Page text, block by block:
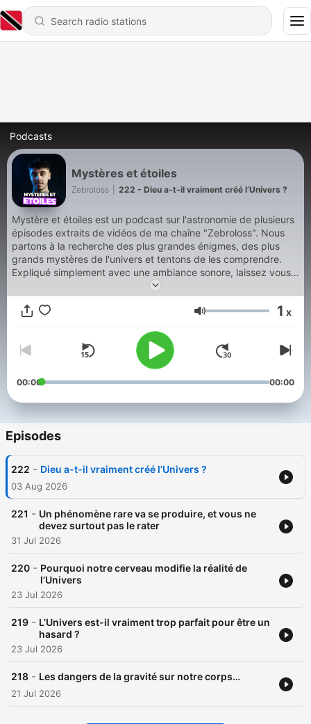
Podcasts
Mystères et étoiles
Zebroloss 222 - Dieu a-t-il vraiment créé l’Univers ?
Mystère et étoiles est un podcast sur l'astronomie de plusieurs
épisodes extraits de vidéos de ma chaîne "Zebroloss". Nous
partons à la recherche des plus grandes énigmes, des plus
grands mystères de l'univers et tentons de les comprendre.
Expliqué simplement avec une ambiance sonore, laissez vous
Volume 1 x
00:00 00:00
Episodes
222 - Dieu a-t-il vraiment créé l’Univers ?
03 Aug 2026
221 - Un phénomène rare va se produire, et vous ne
devez surtout pas le rater
31 Jul 2026
220 - Pourquoi notre cerveau modifie la réalité de
l’Univers
23 Jul 2026
219 - L’Univers est-il vraiment trop parfait pour être un
hasard ?
23 Jul 2026
218 - Les dangers de la gravité sur notre corps…
21 Jul 2026